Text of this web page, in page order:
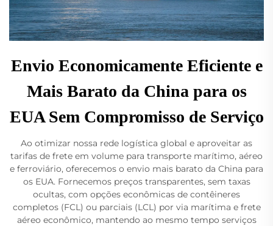
Envio Economicamente Eficiente e
Mais Barato da China para os
EUA Sem Compromisso de Serviço
Ao otimizar nossa rede logística global e aproveitar as
tarifas de frete em volume para transporte marítimo, aéreo
e ferroviário, oferecemos o envio mais barato da China para
os EUA. Fornecemos preços transparentes, sem taxas
ocultas, com opções econômicas de contêineres
completos (FCL) ou parciais (LCL) por via marítima e frete
aéreo econômico, mantendo ao mesmo tempo serviços